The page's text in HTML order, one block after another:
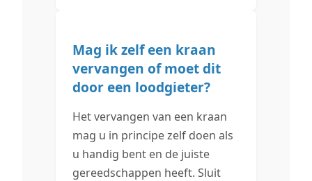
Mag ik zelf een kraan
vervangen of moet dit
door een loodgieter?
Het vervangen van een kraan
mag u in principe zelf doen als
u handig bent en de juiste
gereedschappen heeft. Sluit